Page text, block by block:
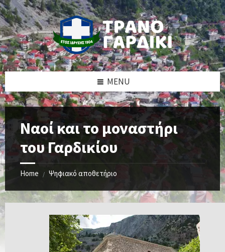
Skip
to
content
Skip
to
left
sidebar
Skip
to
footer
MENU
Ναοί και το μοναστήρι
του Γαρδικίου
Home / Ψηφιακό αποθετήριο